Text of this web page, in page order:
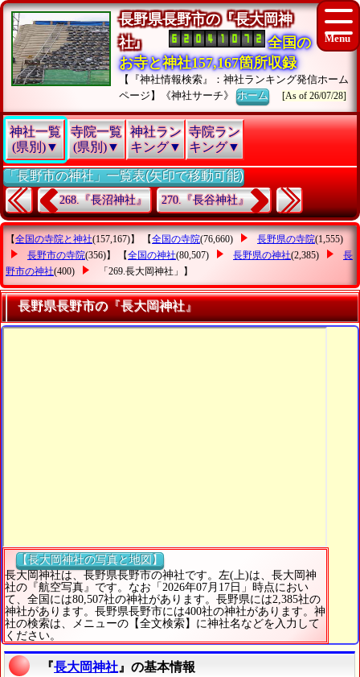
長野県長野市の『長大岡神
社』
全国の
お寺と神社157,167箇所収録
【『神社情報検索』：神社ランキング発信ホーム
ページ】《神社サーチ》ホーム [As of 26/07/28]
神社一覧
(県別)▼
寺院一覧
(県別)▼
神社ラン
キング▼
寺院ラン
キング▼
「長野市の神社」一覧表(矢印で移動可能)
268.『長沼神社』 270.『長谷神社』
【全国の寺院と神社(157,167)】 【全国の寺院(76,660) 長野県の寺院(1,555)
長野市の寺院(356)】 【全国の神社(80,507) 長野県の神社(2,385)
長
野市の神社(400) 「269.長大岡神社」 】
長野県長野市の『長大岡神社』
【長大岡神社の写真と地図】
長大岡神社は、長野県長野市の神社です。左(上)は、長大岡神
社の『航空写真』です。なお「2026年07月17日」時点におい
て、全国には80,507社の神社があります。長野県には2,385社の
神社があります。長野県長野市には400社の神社があります。神
社の検索は、メニューの【全文検索】に神社名などを入力して
ください。
『長大岡神社 』の基本情報